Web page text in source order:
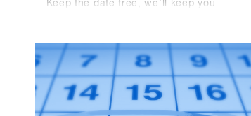
Keep the date free, we'll keep you